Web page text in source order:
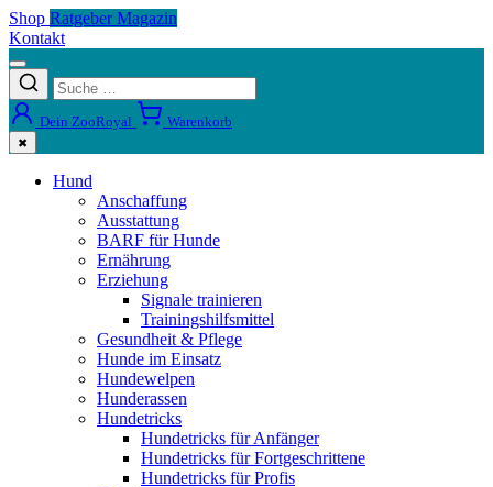
Shop Ratgeber Magazin
Kontakt
Dein ZooRoyal Warenkorb
✖
Hund
Anschaffung
Ausstattung
BARF für Hunde
Ernährung
Erziehung
Signale trainieren
Trainingshilfsmittel
Gesundheit & Pflege
Hunde im Einsatz
Hundewelpen
Hunderassen
Hundetricks
Hundetricks für Anfänger
Hundetricks für Fortgeschrittene
Hundetricks für Profis